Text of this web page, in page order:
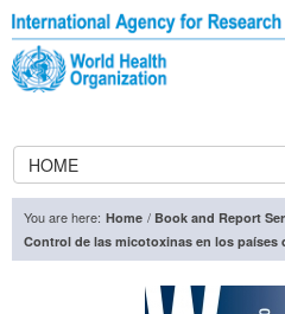
HOME
You are here: Home / Book and Report
Control de las micotoxinas en los países